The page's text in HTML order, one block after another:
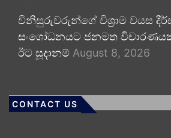
විනිසුරුවරුන්ගේ විශ්‍රාම වයස
සංශෝධනයට ජනමත
ඊට සූදානම් August 8, 2026
CONTACT US